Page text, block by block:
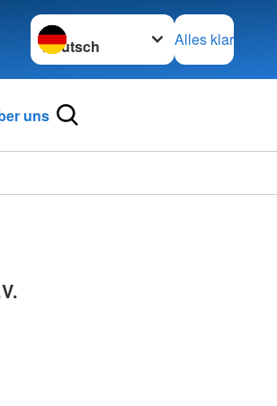
Sprache wechseln zu
Alles klar
uns